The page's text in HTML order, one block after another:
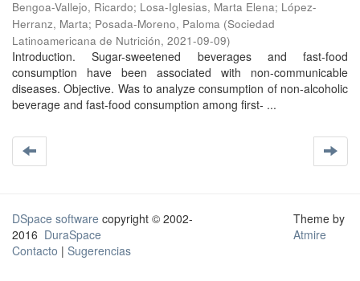
Bengoa-Vallejo, Ricardo; Losa-Iglesias, Marta Elena; López-
Herranz, Marta; Posada-Moreno, Paloma (Sociedad
Latinoamericana de Nutrición, 2021-09-09)
Introduction. Sugar-sweetened beverages and fast-food
consumption have been associated with non-communicable
diseases. Objective. Was to analyze consumption of non-alcoholic
beverage and fast-food consumption among first- ...
DSpace software copyright © 2002-
2016 DuraSpace
Contacto | Sugerencias
Theme by
Atmire